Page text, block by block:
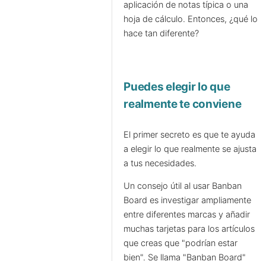
aplicación de notas típica o una
hoja de cálculo. Entonces, ¿qué lo
hace tan diferente?
Puedes elegir lo que
realmente te conviene
El primer secreto es que te ayuda
a elegir lo que realmente se ajusta
a tus necesidades.
Un consejo útil al usar Banban
Board es investigar ampliamente
entre diferentes marcas y añadir
muchas tarjetas para los artículos
que creas que "podrían estar
bien". Se llama "Banban Board"